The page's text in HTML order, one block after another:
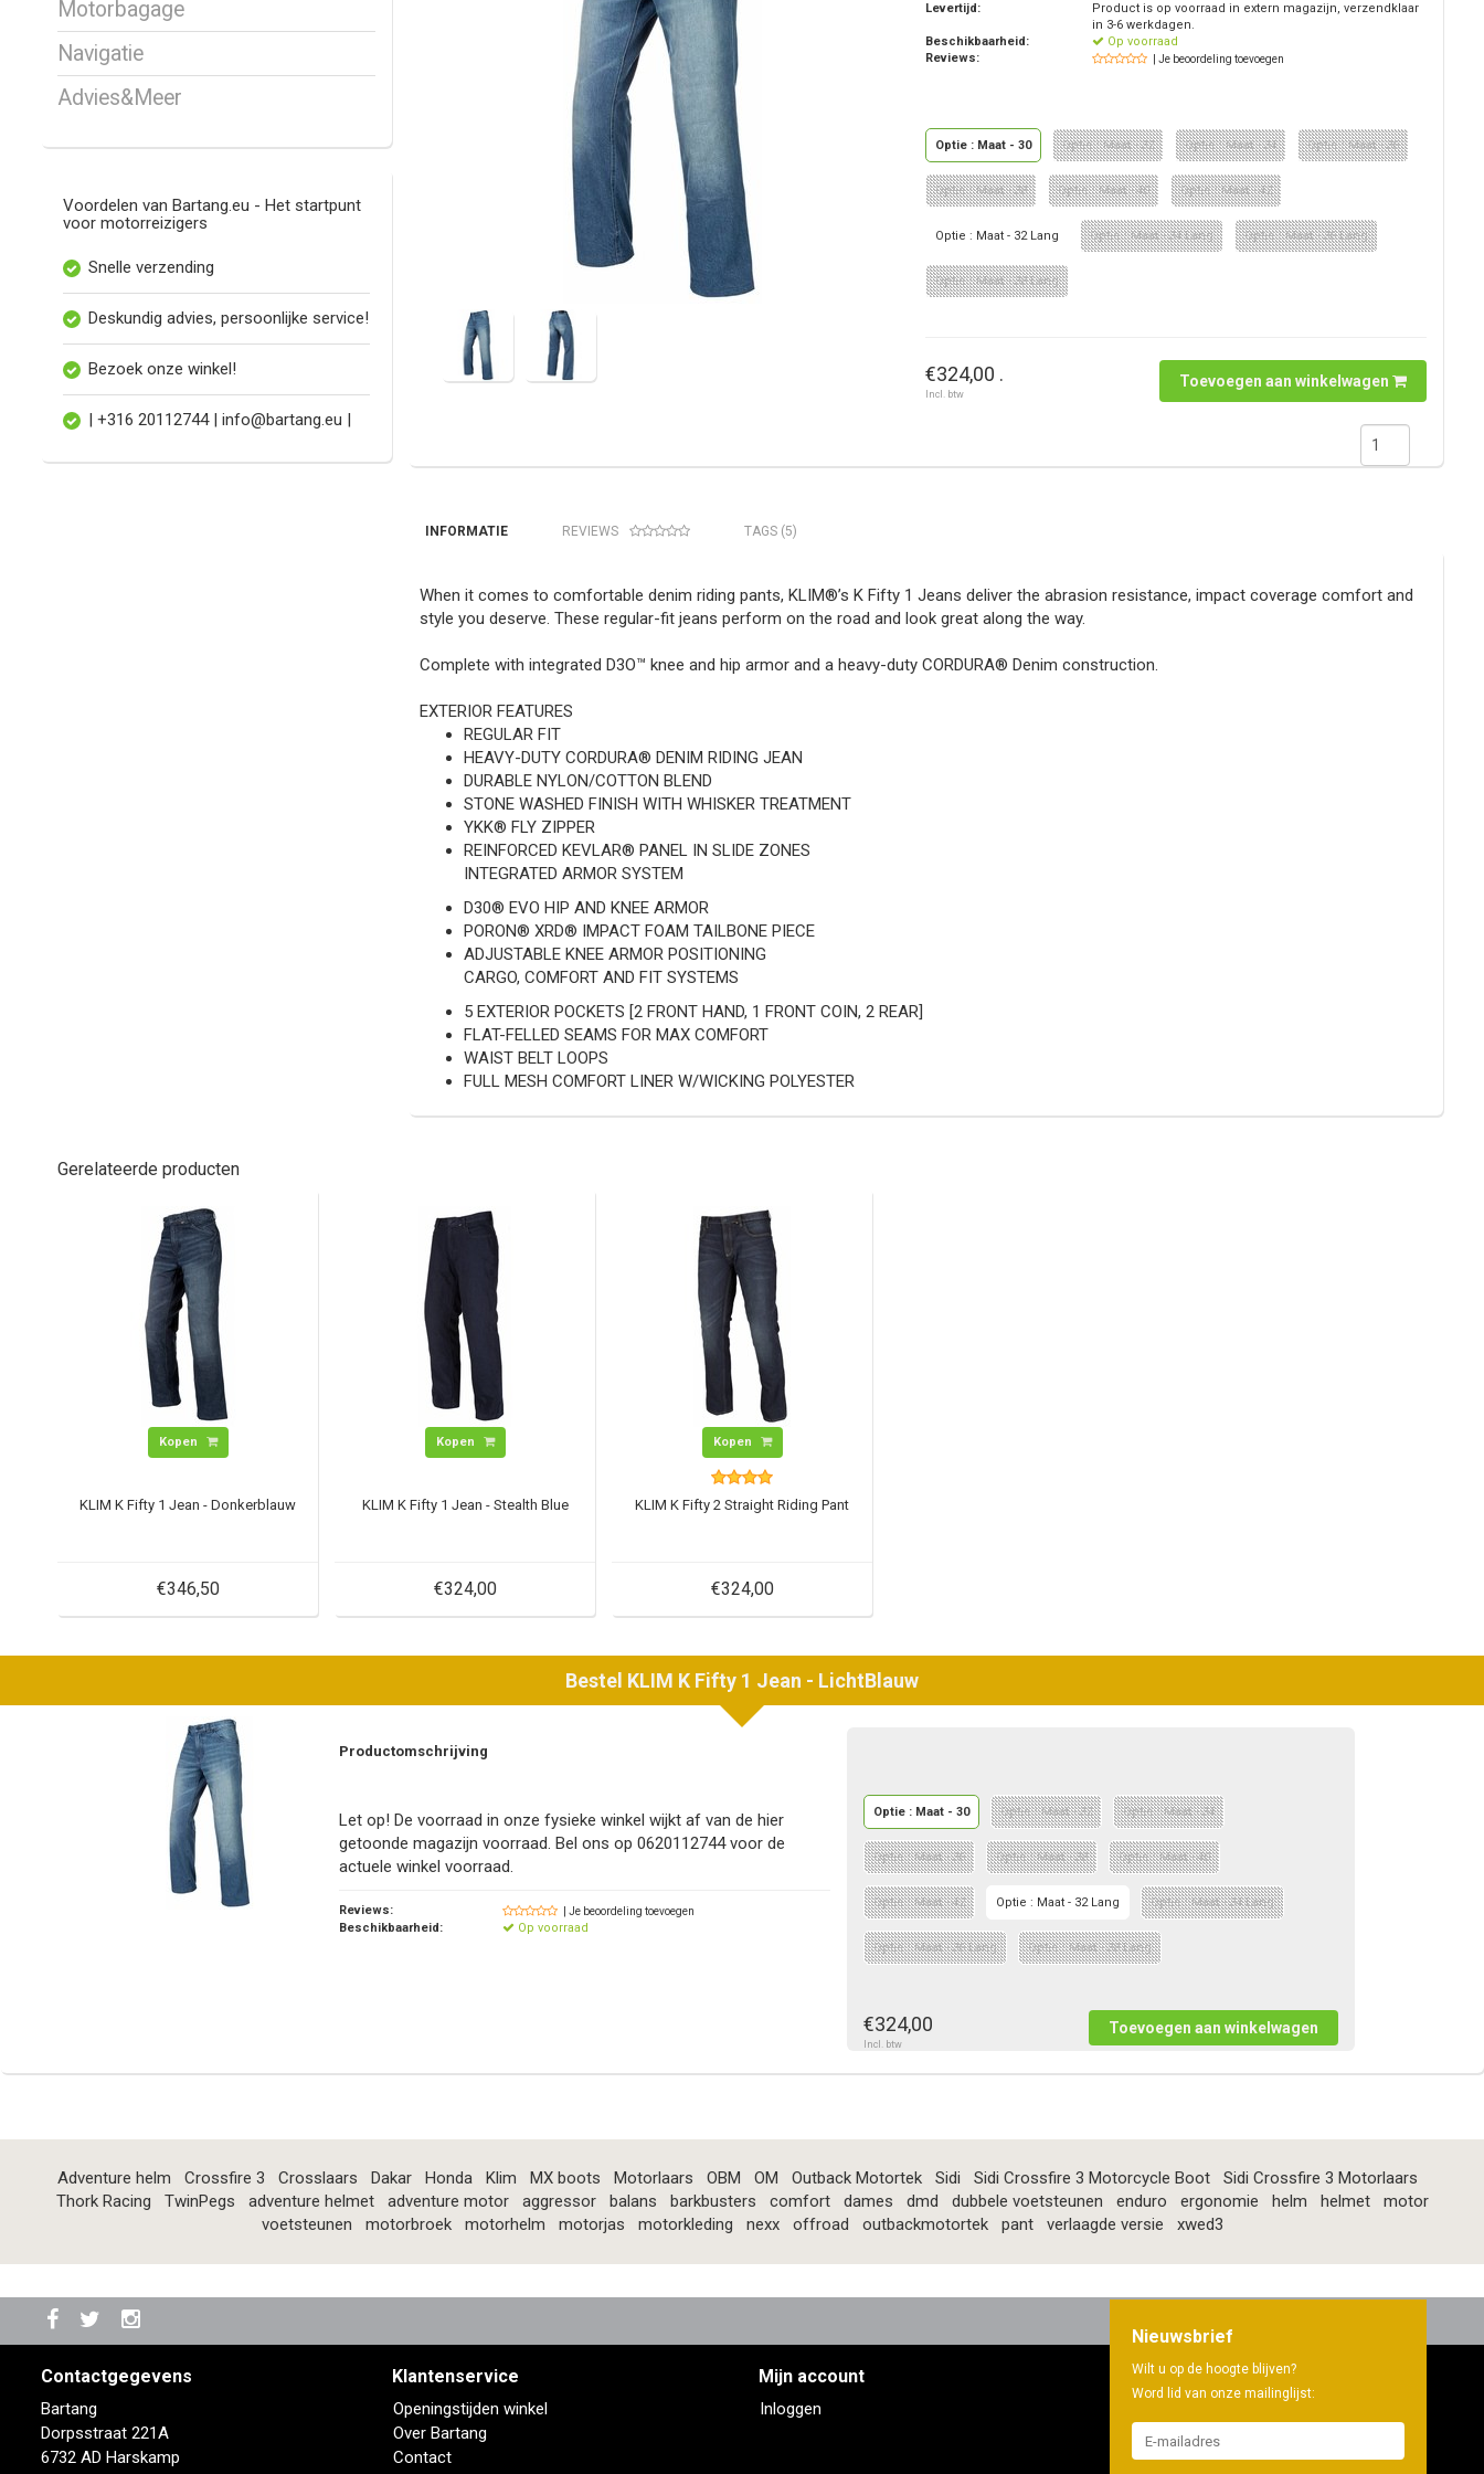
Motorbagage
Navigatie
Advies&Meer
Voordelen van Bartang.eu - Het startpunt
voor motorreizigers
Snelle verzending
Deskundig advies, persoonlijke service!
Bezoek onze winkel!
| +316 20112744 | info@bartang.eu |
Levertijd:
Product is op voorraad in extern magazijn, verzendklaar
in 3-6 werkdagen.
Beschikbaarheid:
Op voorraad
Reviews:
| Je beoordeling toevoegen
Optie : Maat - 30 Optie : Maat - 32 Optie : Maat - 34 Optie : Maat - 36
Optie : Maat - 38 Optie : Maat - 40 Optie : Maat - 42
Optie : Maat - 32 Lang Optie : Maat - 34 Lang Optie : Maat - 36 Lang
Optie : Maat - 38 Lang
€324,00 .
Incl. btw
Toevoegen aan winkelwagen
INFORMATIE REVIEWS TAGS (5)
When it comes to comfortable denim riding pants, KLIM®’s K Fifty 1 Jeans deliver the abrasion resistance, impact coverage comfort and
style you deserve. These regular-fit jeans perform on the road and look great along the way.
Complete with integrated D3O™ knee and hip armor and a heavy-duty CORDURA® Denim construction.
EXTERIOR FEATURES
REGULAR FIT
HEAVY-DUTY CORDURA® DENIM RIDING JEAN
DURABLE NYLON/COTTON BLEND
STONE WASHED FINISH WITH WHISKER TREATMENT
YKK® FLY ZIPPER
REINFORCED KEVLAR® PANEL IN SLIDE ZONES
INTEGRATED ARMOR SYSTEM
D30® EVO HIP AND KNEE ARMOR
PORON® XRD® IMPACT FOAM TAILBONE PIECE
ADJUSTABLE KNEE ARMOR POSITIONING
CARGO, COMFORT AND FIT SYSTEMS
5 EXTERIOR POCKETS [2 FRONT HAND, 1 FRONT COIN, 2 REAR]
FLAT-FELLED SEAMS FOR MAX COMFORT
WAIST BELT LOOPS
FULL MESH COMFORT LINER W/WICKING POLYESTER
Gerelateerde producten
Kopen
KLIM K Fifty 1 Jean - Donkerblauw
€346,50
Kopen
KLIM K Fifty 1 Jean - Stealth Blue
€324,00
Kopen
KLIM K Fifty 2 Straight Riding Pant
€324,00
Bestel KLIM K Fifty 1 Jean - LichtBlauw
Productomschrijving
Let op! De voorraad in onze fysieke winkel wijkt af van de hier
getoonde magazijn voorraad. Bel ons op 0620112744 voor de
actuele winkel voorraad.
Reviews: | Je beoordeling toevoegen
Beschikbaarheid: Op voorraad
Optie : Maat - 30 Optie : Maat - 32 Optie : Maat - 34
Optie : Maat - 36 Optie : Maat - 38 Optie : Maat - 40
Optie : Maat - 42 Optie : Maat - 32 Lang Optie : Maat - 34 Lang
Optie : Maat - 36 Lang Optie : Maat - 38 Lang
€324,00
Incl. btw
Adventure helm Crossfire 3 Crosslaars Dakar Honda Klim MX boots Motorlaars OBM OM Outback Motortek Sidi Sidi Crossfire 3 Motorcycle Boot
Sidi Crossfire 3 Motorlaars
Thork Racing
TwinPegs adventure helmet adventure motor aggressor balans barkbusters comfort dames dmd dubbele voetsteunen enduro ergonomie helm helmet
motor
voetsteunen
motorbroek motorhelm motorjas motorkleding nexx offroad outbackmotortek pant verlaagde versie xwed3
Contactgegevens
Bartang
Dorpsstraat 221A
6732 AD Harskamp
Klantenservice
Openingstijden winkel
Over Bartang
Contact
Mijn account
Inloggen
Nieuwsbrief
Wilt u op de hoogte blijven?
Word lid van onze mailinglijst: